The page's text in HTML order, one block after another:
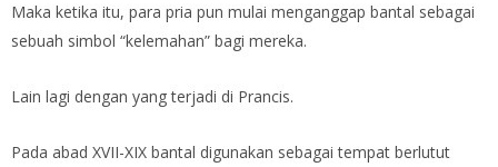
Maka ketika itu, para pria pun mulai menganggap bantal sebagai
sebuah simbol “kelemahan” bagi mereka.
Lain lagi dengan yang terjadi di Prancis.
Pada abad XVII-XIX bantal digunakan sebagai tempat berlutut